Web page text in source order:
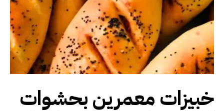
خبيزات معمرين بحشوات